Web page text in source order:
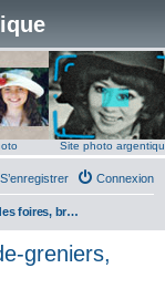
Site photo
Connexion
S’enregistrer
Agenda des foires, brocantes, vide-greniers, expo photo...
greniers,